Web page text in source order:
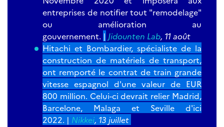
entreprises de notifier tout "remodelage"
ou amélioration au
gouvernement. | Jidounten Lab, 11 août
Hitachi et Bombardier, spécialiste de la
construction de matériels de transport,
ont remporté le contrat de train grande
vitesse espagnol d'une valeur de EUR
800 million. Celui-ci devrait relier Madrid,
Barcelone, Malaga et Seville d'ici
2022. | Nikkei, 13 juillet